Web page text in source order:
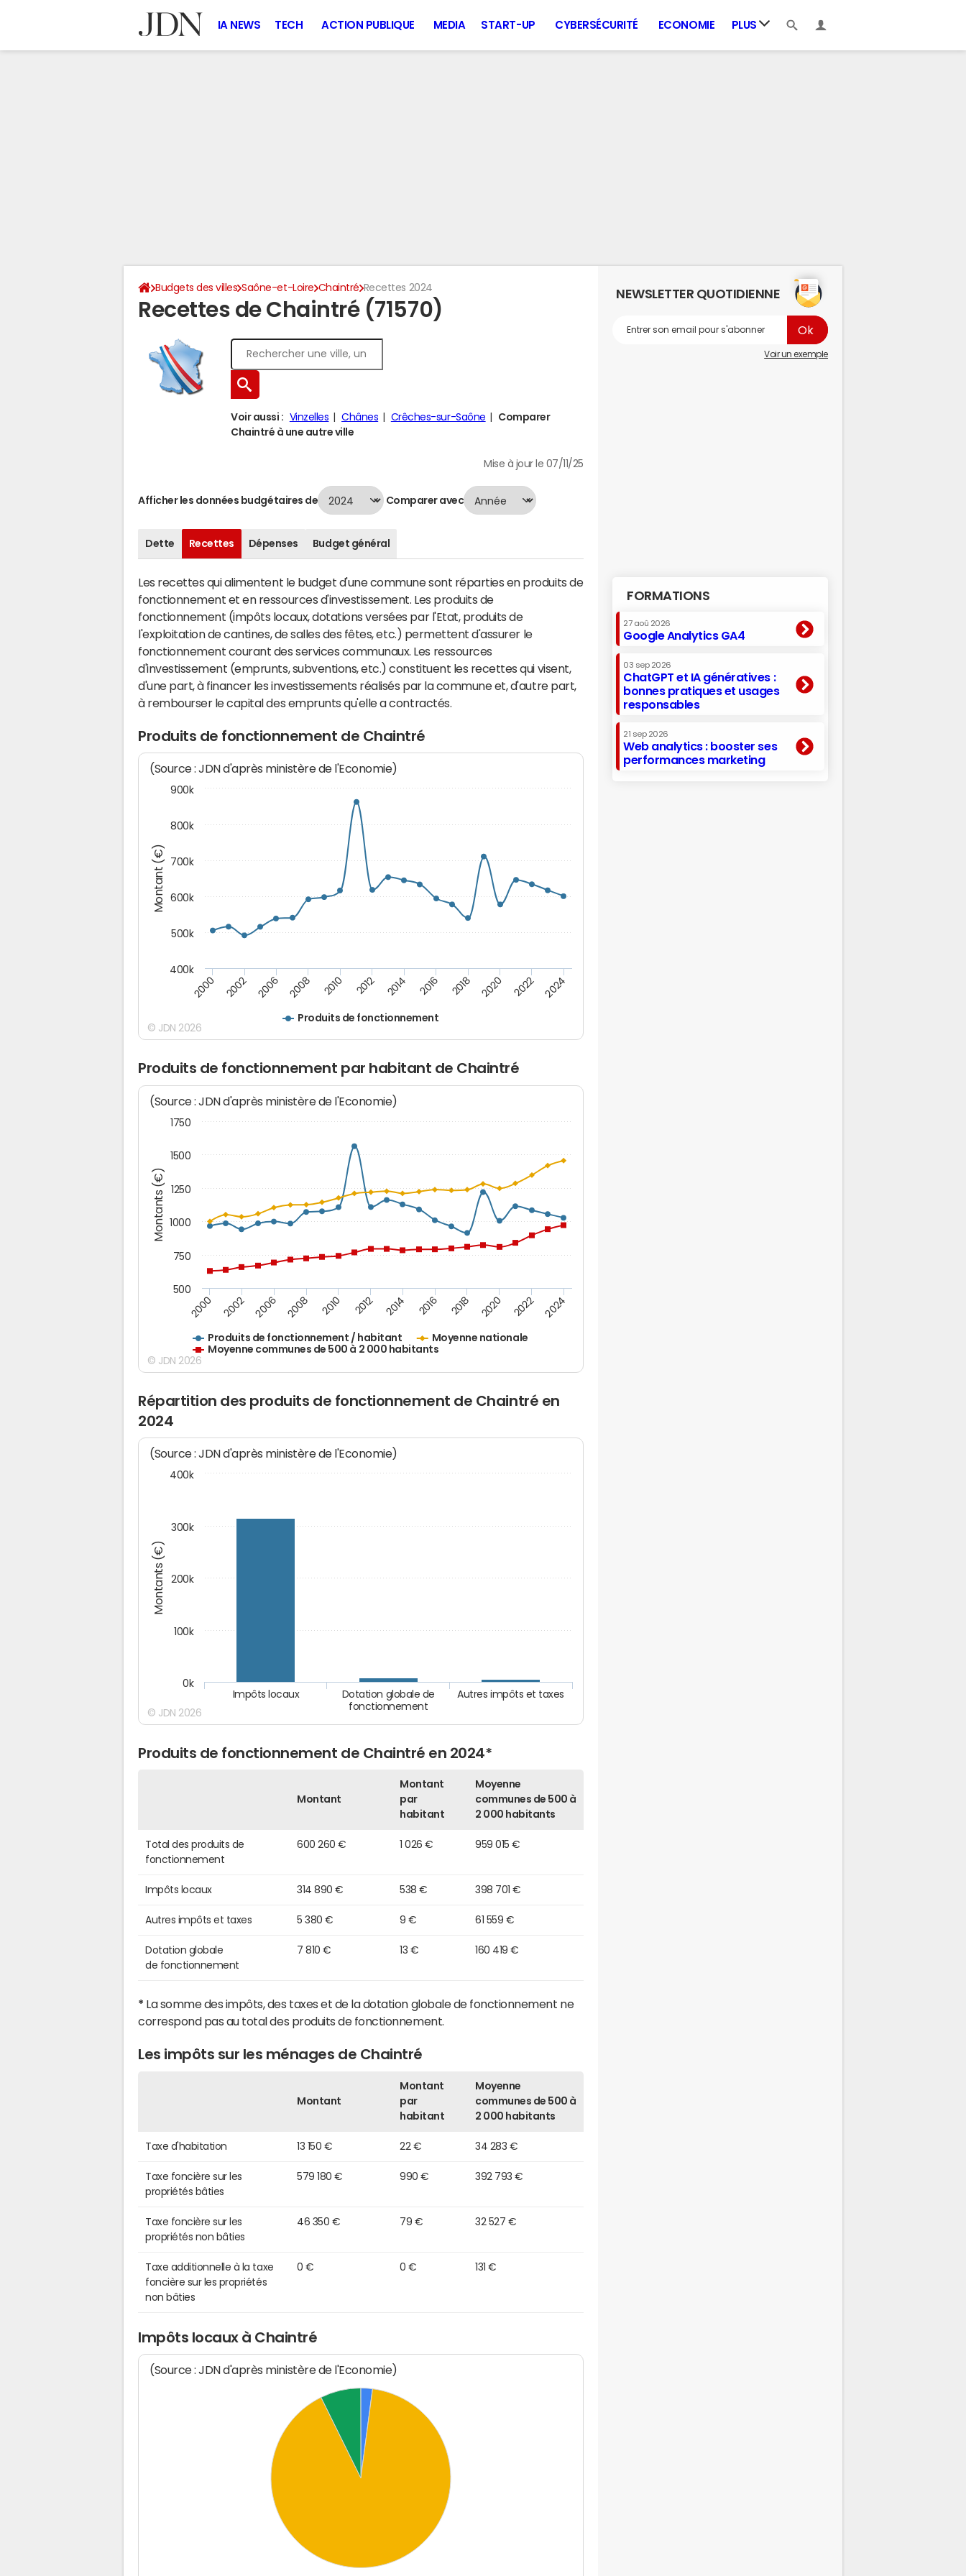
IA NEWS TECH ACTION PUBLIQUE MEDIA START-UP CYBERSÉCURITÉ ECONOMIE PLUS
Budgets des villes Saône-et-Loire Chaintré Recettes 2024
Recettes de Chaintré (71570)
Voir aussi : Vinzelles Chânes Crêches-sur-Saône
Comparer
Chaintré à une autre ville
Mise à jour le 07/11/25
Afficher les données budgétaires de Comparer avec
Dette Recettes Dépenses Budget général
Les recettes qui alimentent le budget d'une commune sont réparties en produits de
fonctionnement et en ressources d'investissement. Les produits de
fonctionnement (impôts locaux, dotations versées par l'Etat, produits de
l'exploitation de cantines, de salles des fêtes, etc.) permettent d'assurer le
fonctionnement courant des services communaux. Les ressources
d'investissement (emprunts, subventions, etc.) constituent les recettes qui visent,
d'une part, à financer les investissements réalisés par la commune et, d'autre part,
à rembourser le capital des emprunts qu'elle a contractés.
Produits de fonctionnement de Chaintré
Montant (€)
(Source : JDN d'après ministère de l'Economie)
Produits de fonctionnement
2000 2002 2006 2008 2010 2012 2014 2016 2018 2020 2022 2024
400k
500k
600k
700k
800k
900k
© JDN 2026
Produits de fonctionnement par habitant de Chaintré
Montants (€)
(Source : JDN d'après ministère de l'Economie)
Produits de fonctionnement / habitant
Moyenne nationale
Moyenne communes de 500 à 2 000 habitants
2000 2002 2006 2008 2010 2012 2014 2016 2018 2020 2022 2024
500
750
1000
1250
1500
1750
© JDN 2026
Répartition des produits de fonctionnement de Chaintré en
2024
Montants (€)
(Source : JDN d'après ministère de l'Economie)
Autres impôts et taxes
Dotation globale de
fonctionnement
Impôts locaux
0k
100k
200k
300k
400k
© JDN 2026
Produits de fonctionnement de Chaintré en 2024*
Montant
Montant
par
habitant
Moyenne
communes de 500 à
2 000 habitants
Total des produits de
fonctionnement
600 260 € 1 026 € 959 015 €
Impôts locaux 314 890 € 538 € 398 701 €
Autres impôts et taxes 5 380 € 9 € 61 559 €
Dotation globale
de fonctionnement
7 810 € 13 € 160 419 €
* La somme des impôts, des taxes et de la dotation globale de fonctionnement ne
correspond pas au total des produits de fonctionnement.
Les impôts sur les ménages de Chaintré
Montant
Montant
par
habitant
Moyenne
communes de 500 à
2 000 habitants
Taxe d'habitation 13 150 € 22 € 34 283 €
Taxe foncière sur les
propriétés bâties
579 180 € 990 € 392 793 €
Taxe foncière sur les
propriétés non bâties
46 350 € 79 € 32 527 €
Taxe additionnelle à la taxe
foncière sur les propriétés
non bâties
0 € 0 € 131 €
Impôts locaux à Chaintré
(Source : JDN d'après ministère de l'Economie)
NEWSLETTER QUOTIDIENNE
Voir un exemple
FORMATIONS
27 aoû 2026
Google Analytics GA4
03 sep 2026
ChatGPT et IA génératives :
bonnes pratiques et usages
responsables
21 sep 2026
Web analytics : booster ses
performances marketing